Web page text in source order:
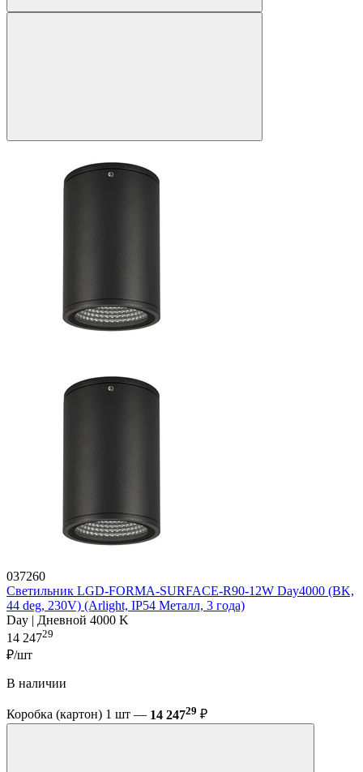
037260
Светильник LGD-FORMA-SURFACE-R90-12W Day4000 (BK,
44 deg, 230V) (Arlight, IP54 Металл, 3 года)
Day | Дневной 4000 K
14 24729
₽/шт
В наличии
Коробка (картон) 1 шт — 14 24729 ₽